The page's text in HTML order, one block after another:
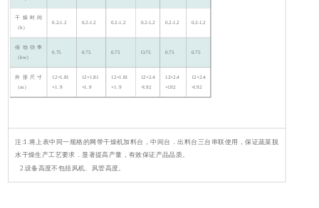
干燥时间
（h）
0.2-1.2 0.2-1.2 0.2-1.2 0.2-1.2 0.2-1.2 0.2-1.2
传动功率
（kw）
0.75 0.75 0.75 O.75 0.75 0.75
外形尺寸
（m）
12×1.81
×1. 9
12×1.81
×1. 9
12×1.81
×1. 9
12×2.4
×l.92
12×2.4
×l.92
12×2.4
×l.92
注:1.将上表中同一规格的网带干燥机加料台，中间台．出料台三台串联使用，保证蔬菜脱
水干燥生产工艺要求．显著提高产量，有效保证产品品质。
2.设备高度不包括风机、风管高度。